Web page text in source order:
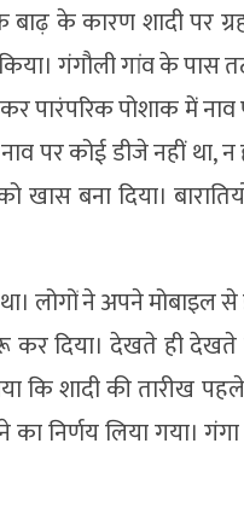
के कारण शादी पर
गंगौली गांव के पास
पारंपरिक पोशाक में
पर कोई डीजे नहीं
खास बना दिया।
लोगों ने अपने मोबाइल
दिया। देखते ही देखते
कि शादी की तारीख
निर्णय लिया गया।